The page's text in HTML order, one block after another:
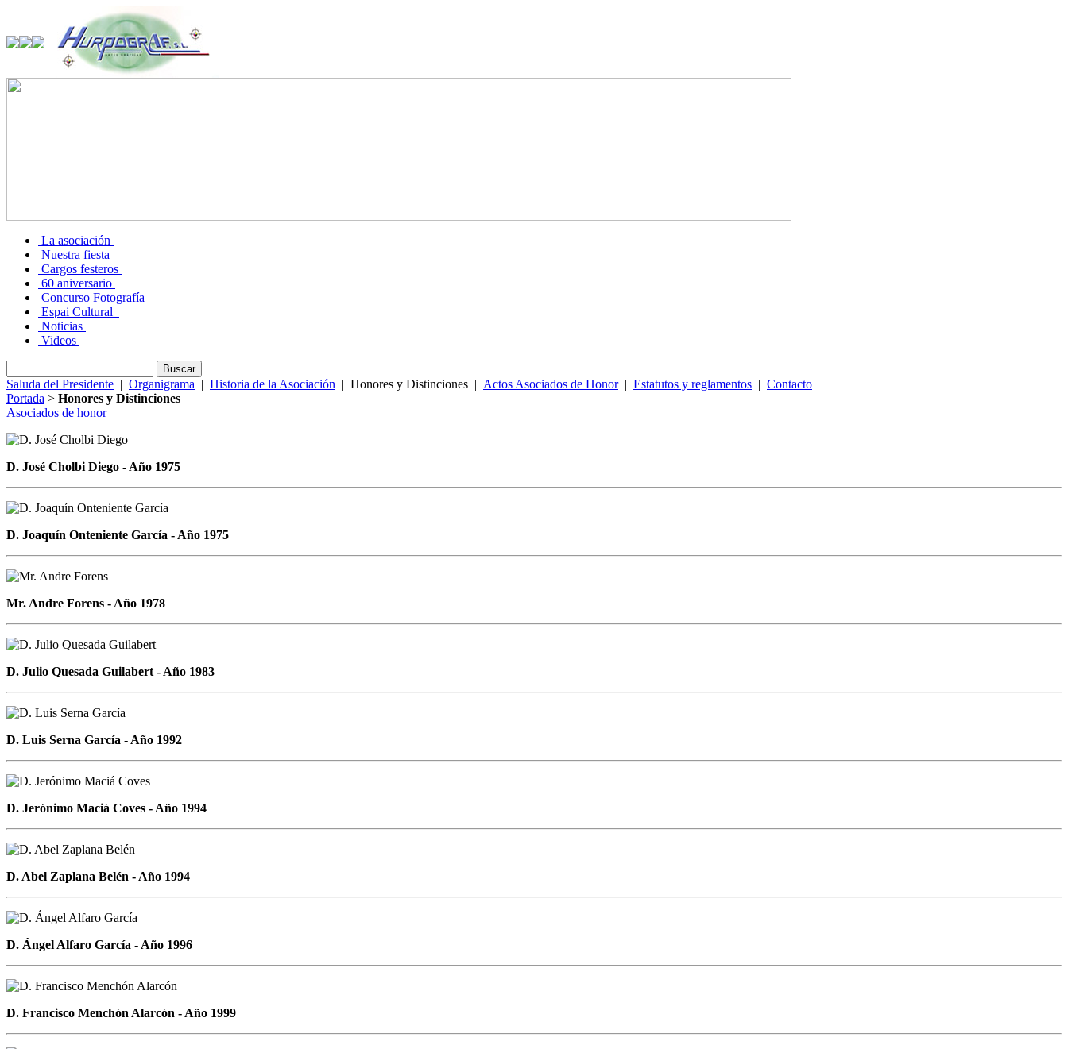
La asociación
Nuestra fiesta
Cargos festeros
60 aniversario
Concurso Fotografía
Espai Cultural
Noticias
Videos
Saluda del Presidente | Organigrama | Historia de la Asociación | Honores y Distinciones | Actos Asociados de Honor| Estatutos y reglamentos | Contacto
Portada > Honores y Distinciones
Asociados de honor
D. José Cholbi Diego - Año 1975
D. Joaquín Onteniente García - Año 1975
Mr. Andre Forens - Año 1978
D. Julio Quesada Guilabert - Año 1983
D. Luis Serna García - Año 1992
D. Jerónimo Maciá Coves - Año 1994
D. Abel Zaplana Belén - Año 1994
D. Ángel Alfaro García - Año 1996
D. Francisco Menchón Alarcón - Año 1999